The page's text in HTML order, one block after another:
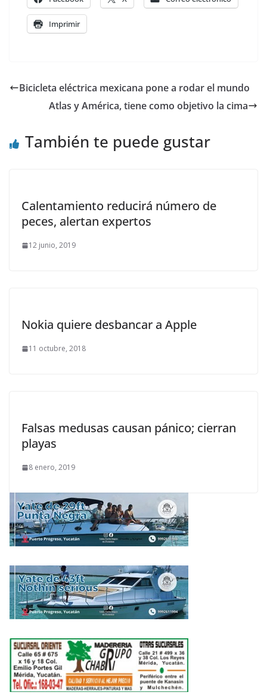
Imprimir
Bicicleta eléctrica mexicana pone a rodar el mundo
Atlas y América, tiene como objetivo la cima
También te puede gustar
Calentamiento reducirá número de
peces, alertan expertos
12 junio, 2019
Nokia quiere desbancar a Apple
11 octubre, 2018
Falsas medusas causan pánico; cierran
playas
8 enero, 2019